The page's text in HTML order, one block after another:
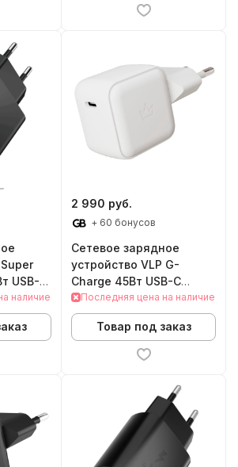
USB-C
наличие
2 990 руб.
+ 60 бонусов
Сетевое зарядное
устройство VLP G-
Charge 45Вт USB-C
(White)
Последняя цена на наличие
Товар под заказ